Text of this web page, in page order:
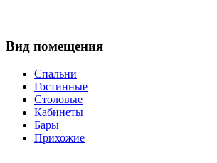
Вид помещения
Спальни
Гостинные
Столовые
Кабинеты
Бары
Прихожие